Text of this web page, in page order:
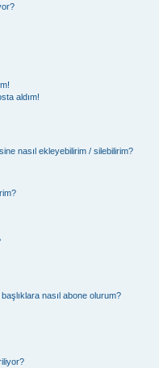
aldım!
nasıl ekleyebilirim / silebilirim?
nasıl abone olurum?